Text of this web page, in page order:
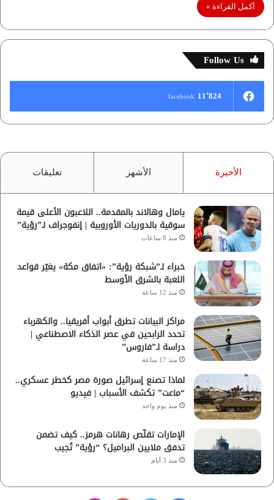
أكمل القراءة »
Follow Us
11٬824 facebook
الأخيرة الأشهر تعليقات
يامال وهالاند بالمقدمة.. اللاعبون الأعلى قيمة
سوقية بالدوريات الأوروبية | إنفوجراف لـ”رؤية”
منذ 8 ساعات
خبراء لـ”شبكة رؤية”: «اتفاق مكة» يغيّر قواعد
اللعبة بالشرق الأوسط
منذ 12 ساعة
مراكز البيانات تطرق أبواب أفريقيا.. والكهرباء
تحدد الرابحين في عصر الذكاء الاصطناعي |
دراسة لـ”فاروس”
منذ 17 ساعة
لماذا تصنع إسرائيل صورة مصر كخطر عسكري..
“ماعت” تكشف الأسباب | فيديو
منذ يوم واحد
الإمارات تقلّص رهانات هرمز.. كيف تضمن
تدفق ملايين البراميل؟ “رؤية” تُجيب
منذ 3 أيام